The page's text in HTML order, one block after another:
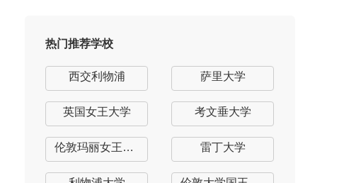
热门推荐学校
西交利物浦 萨里大学
英国女王大学 考文垂大学
伦敦玛丽女王大学 雷丁大学